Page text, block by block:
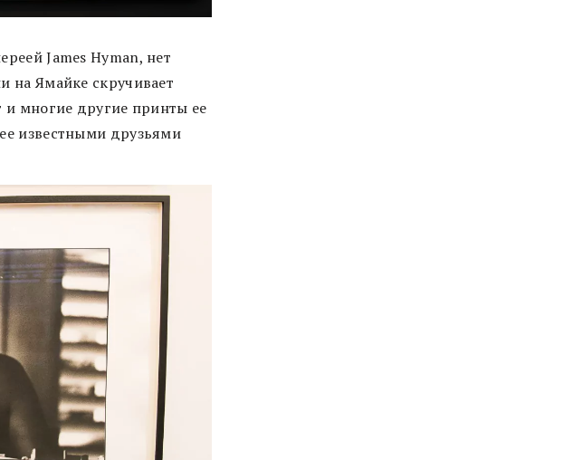
James Hyman, нет
на Ямайке скручивает
и многие другие принты ее
известными друзьями